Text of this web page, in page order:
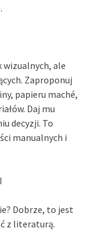
wizualnych, ale
Zaproponuj
papieru maché,
Daj mu
decyzji. To
manualnych i
Dobrze, to jest
z literaturą.